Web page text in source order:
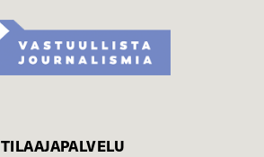
TILAAJAPALVELU